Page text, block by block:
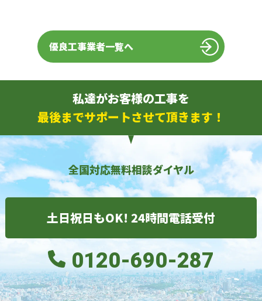
優良工事業者一覧へ
私達がお客様の工事を
最後までサポートさせて頂きます！
全国対応無料相談ダイヤル
土日祝日もOK! 24時間電話受付
0120-690-287